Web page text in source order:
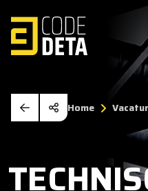
Home